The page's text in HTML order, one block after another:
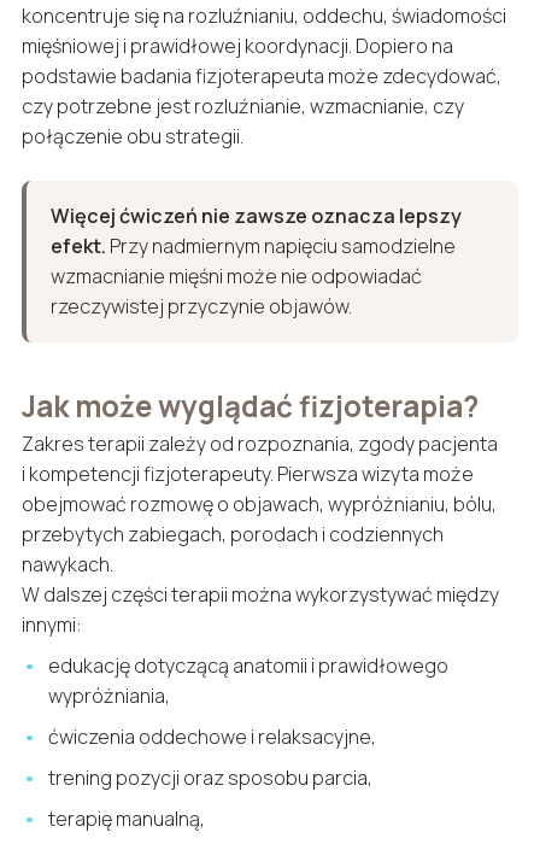
koncentruje się na rozluźnianiu, oddechu, świadomości
mięśniowej i prawidłowej koordynacji. Dopiero na
podstawie badania fizjoterapeuta może zdecydować,
czy potrzebne jest rozluźnianie, wzmacnianie, czy
połączenie obu strategii.
Więcej ćwiczeń nie zawsze oznacza lepszy
efekt. Przy nadmiernym napięciu samodzielne
wzmacnianie mięśni może nie odpowiadać
rzeczywistej przyczynie objawów.
Jak może wyglądać fizjoterapia?
Zakres terapii zależy od rozpoznania, zgody pacjenta
i kompetencji fizjoterapeuty. Pierwsza wizyta może
obejmować rozmowę o objawach, wypróżnianiu, bólu,
przebytych zabiegach, porodach i codziennych
nawykach.
W dalszej części terapii można wykorzystywać między
innymi:
edukację dotyczącą anatomii i prawidłowego
wypróżniania,
ćwiczenia oddechowe i relaksacyjne,
trening pozycji oraz sposobu parcia,
terapię manualną,